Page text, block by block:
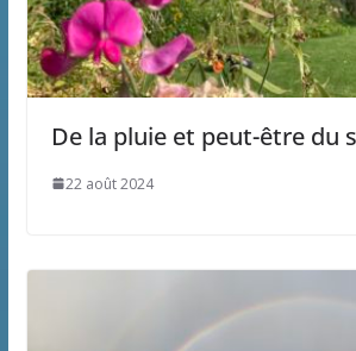
De la pluie et peut-être du
22 août 2024